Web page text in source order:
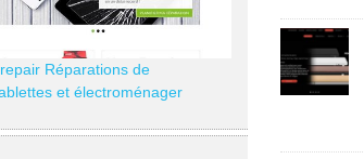
Réparations de
et électroména­ger